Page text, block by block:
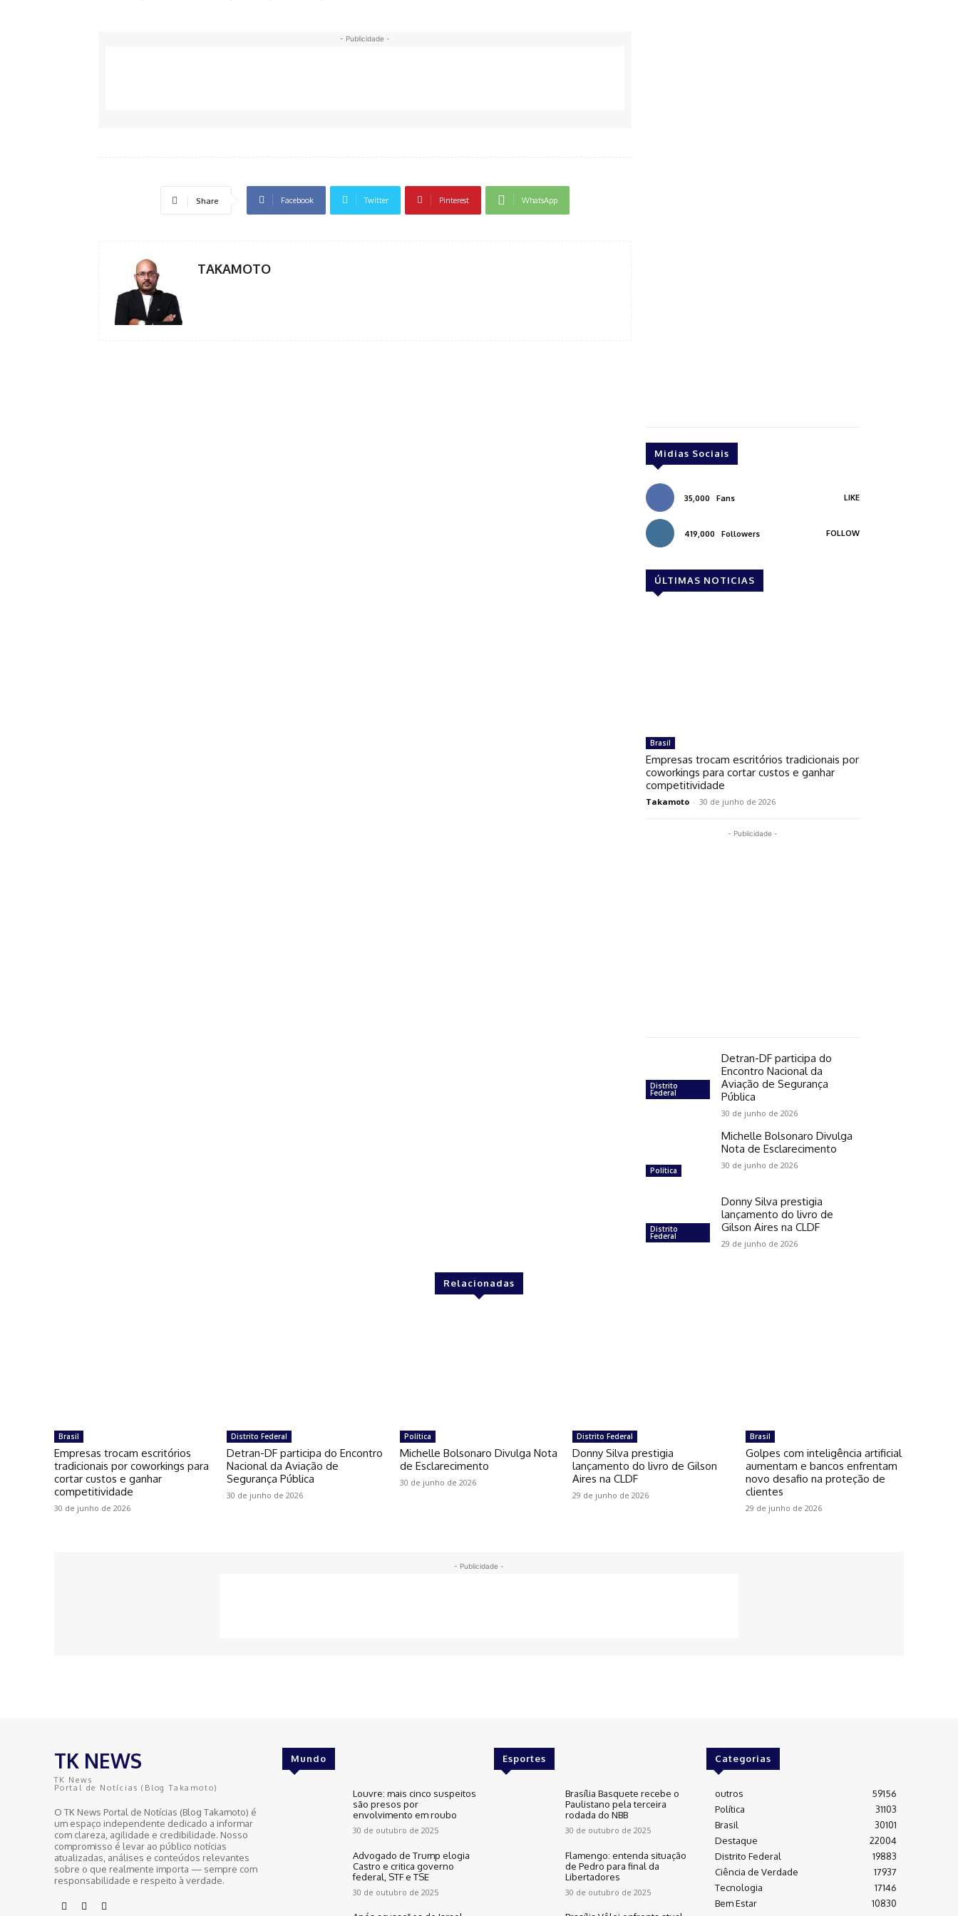
- Publicidade -
Share Facebook Twitter Pinterest WhatsApp
TAKAMOTO
Midias Sociais
35,000 Fans LIKE
419,000 Followers FOLLOW
ÚLTIMAS NOTICIAS
Brasil
Empresas trocam escritórios tradicionais por
coworkings para cortar custos e ganhar
competitividade
Takamoto - 30 de junho de 2026
- Publicidade -
Distrito
Federal
Detran-DF participa do
Encontro Nacional da
Aviação de Segurança
Pública
30 de junho de 2026
Política
Michelle Bolsonaro Divulga
Nota de Esclarecimento
30 de junho de 2026
Distrito
Federal
Donny Silva prestigia
lançamento do livro de
Gilson Aires na CLDF
29 de junho de 2026
Relacionadas
Brasil
Empresas trocam escritórios
tradicionais por coworkings para
cortar custos e ganhar
competitividade
30 de junho de 2026
Distrito Federal
Detran-DF participa do Encontro
Nacional da Aviação de
Segurança Pública
30 de junho de 2026
Política
Michelle Bolsonaro Divulga Nota
de Esclarecimento
30 de junho de 2026
Distrito Federal
Donny Silva prestigia
lançamento do livro de Gilson
Aires na CLDF
29 de junho de 2026
Brasil
Golpes com inteligência artificial
aumentam e bancos enfrentam
novo desafio na proteção de
clientes
29 de junho de 2026
- Publicidade -
TK NEWS
TK News
Portal de Notícias (Blog Takamoto)
O TK News Portal de Notícias (Blog Takamoto) é
um espaço independente dedicado a informar
com clareza, agilidade e credibilidade. Nosso
compromisso é levar ao público notícias
atualizadas, análises e conteúdos relevantes
sobre o que realmente importa — sempre com
responsabilidade e respeito à verdade.
Mundo
Louvre: mais cinco suspeitos
são presos por
envolvimento em roubo
30 de outubro de 2025
Advogado de Trump elogia
Castro e critica governo
federal, STF e TSE
30 de outubro de 2025
Esportes
Brasília Basquete recebe o
Paulistano pela terceira
rodada do NBB
30 de outubro de 2025
Flamengo: entenda situação
de Pedro para final da
Libertadores
30 de outubro de 2025
Categorias
outros
59156
Política
31103
Brasil
30101
Destaque
22004
Distrito Federal
19883
Ciência de Verdade
17937
Tecnologia
17146
Bem Estar
10830